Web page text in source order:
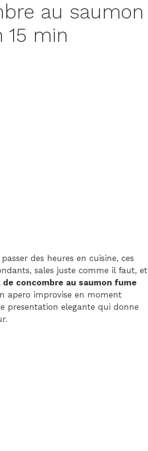
au saumon
min
des heures en cuisine, ces
sales juste comme il faut, et
de concombre au saumon fume
apero improvise en moment
presentation elegante qui donne